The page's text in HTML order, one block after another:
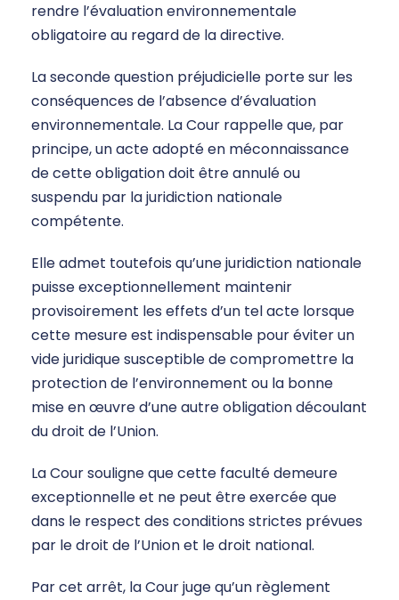
rendre l’évaluation environnementale
obligatoire au regard de la directive.
La seconde question préjudicielle porte sur les
conséquences de l’absence d’évaluation
environnementale. La Cour rappelle que, par
principe, un acte adopté en méconnaissance
de cette obligation doit être annulé ou
suspendu par la juridiction nationale
compétente.
Elle admet toutefois qu’une juridiction nationale
puisse exceptionnellement maintenir
provisoirement les effets d’un tel acte lorsque
cette mesure est indispensable pour éviter un
vide juridique susceptible de compromettre la
protection de l’environnement ou la bonne
mise en œuvre d’une autre obligation découlant
du droit de l’Union.
La Cour souligne que cette faculté demeure
exceptionnelle et ne peut être exercée que
dans le respect des conditions strictes prévues
par le droit de l’Union et le droit national.
Par cet arrêt, la Cour juge qu’un règlement